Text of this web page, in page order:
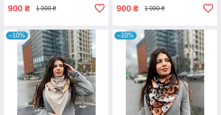
900 ₴ 1 000 ₴ 900 ₴ 1 000 ₴
–10% –10%